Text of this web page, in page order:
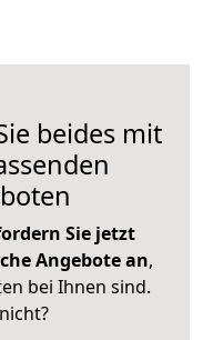
beides mit
Sie jetzt
Angebote an,
bei Ihnen sind.